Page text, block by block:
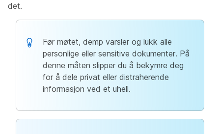
det.
Før møtet, demp varsler og lukk alle
personlige eller sensitive dokumenter. På
denne måten slipper du å bekymre deg
for å dele privat eller distraherende
informasjon ved et uhell.